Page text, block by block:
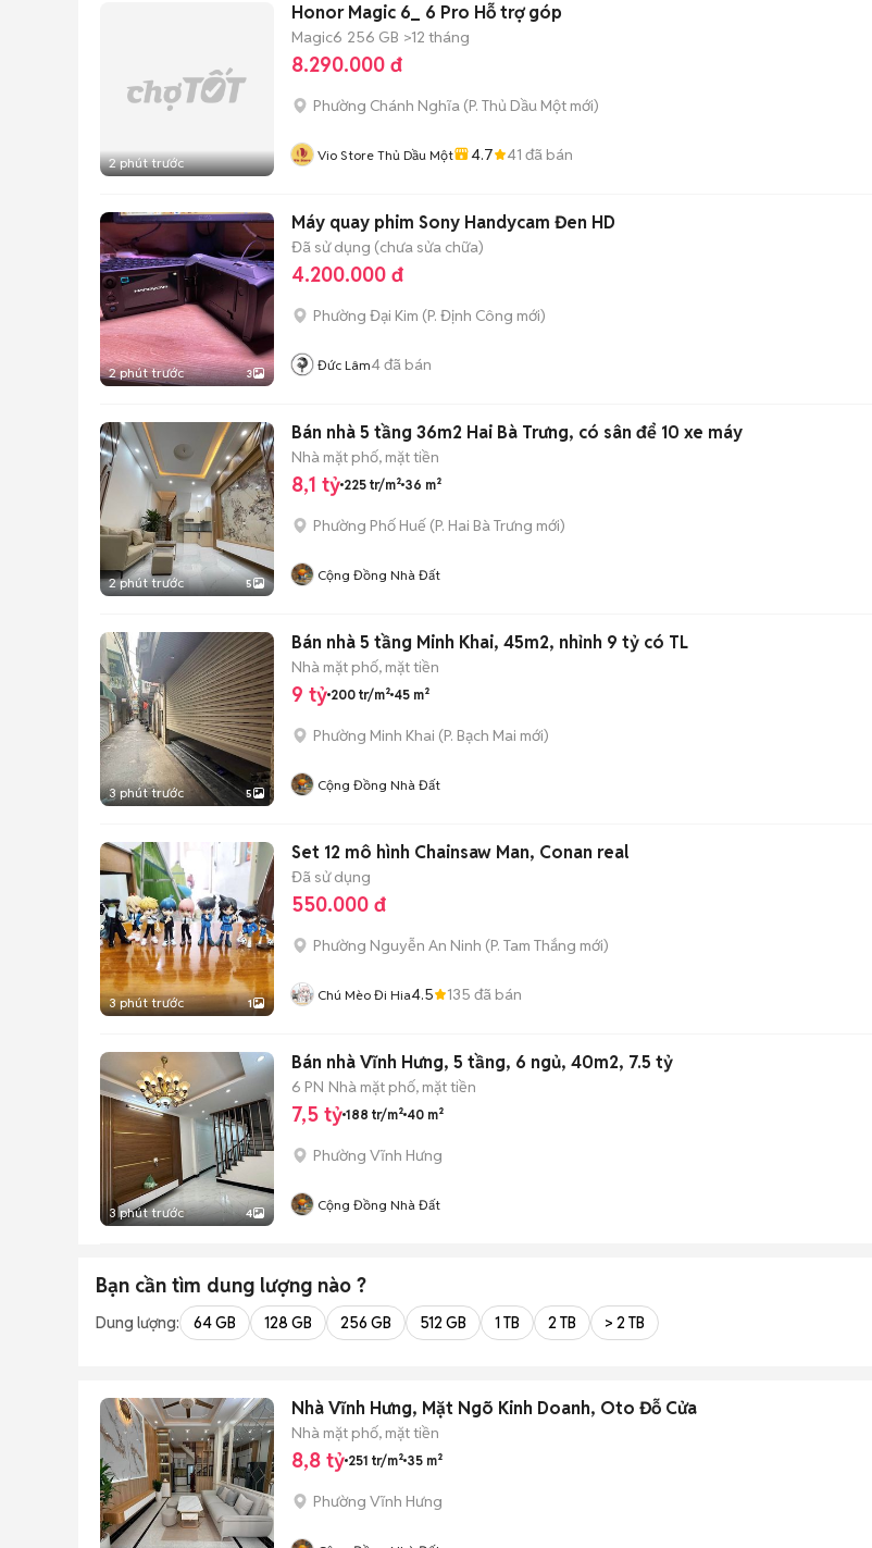
2 phút trước
Honor Magic 6_ 6 Pro Hỗ trợ góp
Magic6 256 GB >12 tháng
8.290.000 đ
Phường Chánh Nghĩa (P. Thủ Dầu Một mới)
Vio Store Thủ Dầu Một 4.7 41 đã bán
2 phút trước 3
Máy quay phim Sony Handycam Đen HD
Đã sử dụng (chưa sửa chữa)
4.200.000 đ
Phường Đại Kim (P. Định Công mới)
Đức Lâm4đã bán
2 phút trước 5
Bán nhà 5 tầng 36m2 Hai Bà Trưng, có sân để 10 xe máy
Nhà mặt phố, mặt tiền
8,1 tỷ 225 tr/m² 36 m²
Phường Phố Huế (P. Hai Bà Trưng mới)
Cộng Đồng Nhà Đất
3 phút trước 5
Bán nhà 5 tầng Minh Khai, 45m2, nhỉnh 9 tỷ có TL
Nhà mặt phố, mặt tiền
9 tỷ 200 tr/m² 45 m²
Phường Minh Khai (P. Bạch Mai mới)
Cộng Đồng Nhà Đất
3 phút trước 1
Set 12 mô hình Chainsaw Man, Conan real
Đã sử dụng
550.000 đ
Phường Nguyễn An Ninh (P. Tam Thắng mới)
Chú Mèo Đi Hia4.5 135 đã bán
3 phút trước 4
Bán nhà Vĩnh Hưng, 5 tầng, 6 ngủ, 40m2, 7.5 tỷ
6 PN Nhà mặt phố, mặt tiền
7,5 tỷ 188 tr/m² 40 m²
Phường Vĩnh Hưng
Cộng Đồng Nhà Đất
Bạn cần tìm dung lượng nào ?
Dung lượng: 64 GB 128 GB 256 GB 512 GB 1 TB 2 TB > 2 TB
Nhà Vĩnh Hưng, Mặt Ngõ Kinh Doanh, Oto Đỗ Cửa
Nhà mặt phố, mặt tiền
8,8 tỷ 251 tr/m² 35 m²
Phường Vĩnh Hưng